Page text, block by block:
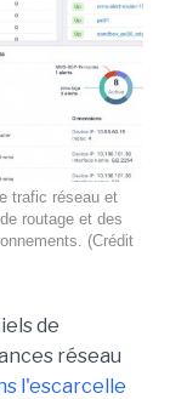
trafic réseau et
routage et des
(Crédit
de
réseau
l'escarcelle